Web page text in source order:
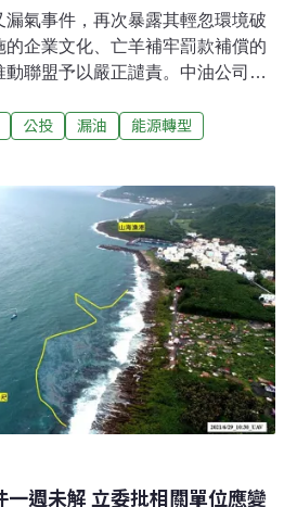
氣事件，再次暴露其輕忽環境破
企業文化、亡羊補牢罰款補償的
聯盟予以嚴正譴責。中油公司大
七節有破裂狀況」。起初中油宣稱
一週都已經開始乳化，造成污染
月4日傍晚台中市大雅區中清路又發
洩漏事件。然而，這起漏油及漏
人有感，消息就該被埋在大量的疫
公投 漏油
能源轉型
週未解 立委批相關單位應變